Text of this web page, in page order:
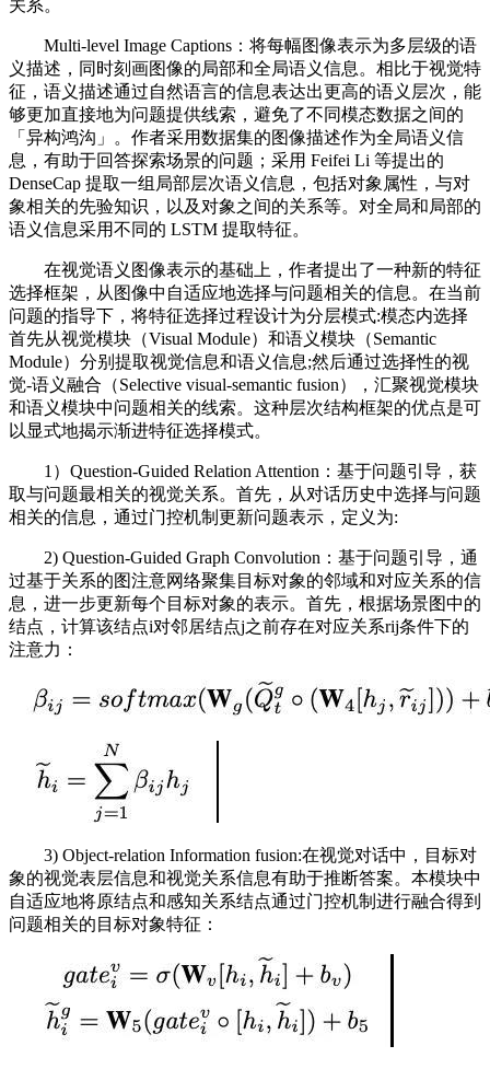
关系。
Multi-level Image Captions：将每幅图像表示为多层级的语
义描述，同时刻画图像的局部和全局语义信息。相比于视觉特
征，语义描述通过自然语言的信息表达出更高的语义层次，能
够更加直接地为问题提供线索，避免了不同模态数据之间的
「异构鸿沟」。作者采用数据集的图像描述作为全局语义信
息，有助于回答探索场景的问题；采用 Feifei Li 等提出的
DenseCap 提取一组局部层次语义信息，包括对象属性，与对
象相关的先验知识，以及对象之间的关系等。对全局和局部的
语义信息采用不同的 LSTM 提取特征。
在视觉语义图像表示的基础上，作者提出了一种新的特征
选择框架，从图像中自适应地选择与问题相关的信息。在当前
问题的指导下，将特征选择过程设计为分层模式:模态内选择
首先从视觉模块（Visual Module）和语义模块（Semantic
Module）分别提取视觉信息和语义信息;然后通过选择性的视
觉-语义融合（Selective visual-semantic fusion），汇聚视觉模块
和语义模块中问题相关的线索。这种层次结构框架的优点是可
以显式地揭示渐进特征选择模式。
1）Question-Guided Relation Attention：基于问题引导，获
取与问题最相关的视觉关系。首先，从对话历史中选择与问题
相关的信息，通过门控机制更新问题表示，定义为:
2) Question-Guided Graph Convolution：基于问题引导，通
过基于关系的图注意网络聚集目标对象的邻域和对应关系的信
息，进一步更新每个目标对象的表示。首先，根据场景图中的
结点，计算该结点i对邻居结点j之前存在对应关系rij条件下的
注意力：
3) Object-relation Information fusion:在视觉对话中，目标对
象的视觉表层信息和视觉关系信息有助于推断答案。本模块中
自适应地将原结点和感知关系结点通过门控机制进行融合得到
问题相关的目标对象特征：